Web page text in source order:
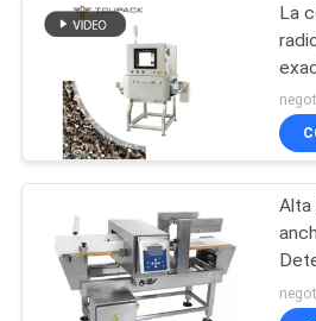
NOTICIAS
CASOS
SOLICITAR UN
PRESUPUESTO
MAPA
los snacks
La
del
del
Alta